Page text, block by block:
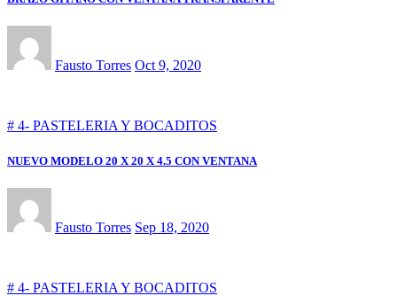
Fausto Torres Oct 9, 2020
# 4- PASTELERIA Y BOCADITOS
NUEVO MODELO 20 X 20 X 4.5 CON VENTANA
Fausto Torres Sep 18, 2020
# 4- PASTELERIA Y BOCADITOS